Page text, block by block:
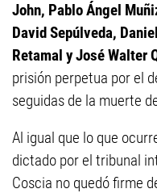
John, Pablo Ángel
David Sepúlveda,
Retamal y José Walter
prisión perpetua por el
seguidas de la muerte
Al igual que lo que
dictado por el tribunal
Coscia no quedó firme